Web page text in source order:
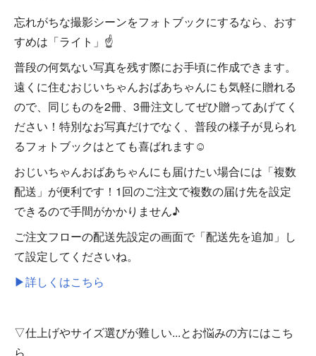
忘れがちな撮影シーンをフォトブックにするなら、おす
すめは「ライト」☝
普段の何気ない写真を残す際にお手頃に作成できます。
遠くに住むおじいちゃんおばあちゃんにも気軽に贈れる
ので、同じものを2冊、3冊注文してぜひ贈ってあげてく
ださい！特別なお写真だけでなく、普段の様子が見られ
るフォトブックはとても喜ばれます☺
おじいちゃんおばあちゃんにも届けたい場合には「複数
配送」が便利です！1回のご注文で複数の届け先を設定
できるので手間がかかりません♪
ご注文フローの配送先設定の画面で「配送先を追加」し
て設定してくださいね。
▶詳しくはこちら
▽仕上げやサイズ選びが難しい...とお悩みの方にはこち
ら